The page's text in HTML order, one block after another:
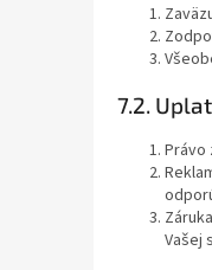
7.2.
Právo
Vašej